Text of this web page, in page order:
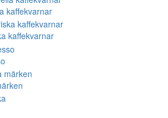
kaffekvarnar
kaffekvarnar